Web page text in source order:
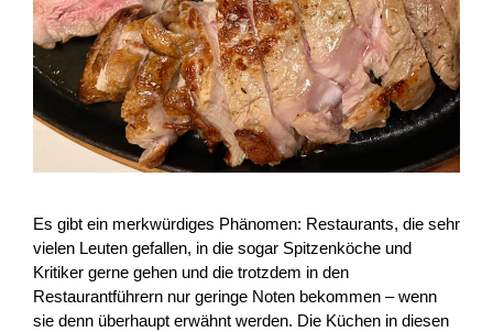
Es gibt ein merkwürdiges Phänomen: Restaurants, die sehr
vielen Leuten gefallen, in die sogar Spitzenköche und
Kritiker gerne gehen und die trotzdem in den
Restaurantführern nur geringe Noten bekommen – wenn
sie denn überhaupt erwähnt werden. Die Küchen in diesen